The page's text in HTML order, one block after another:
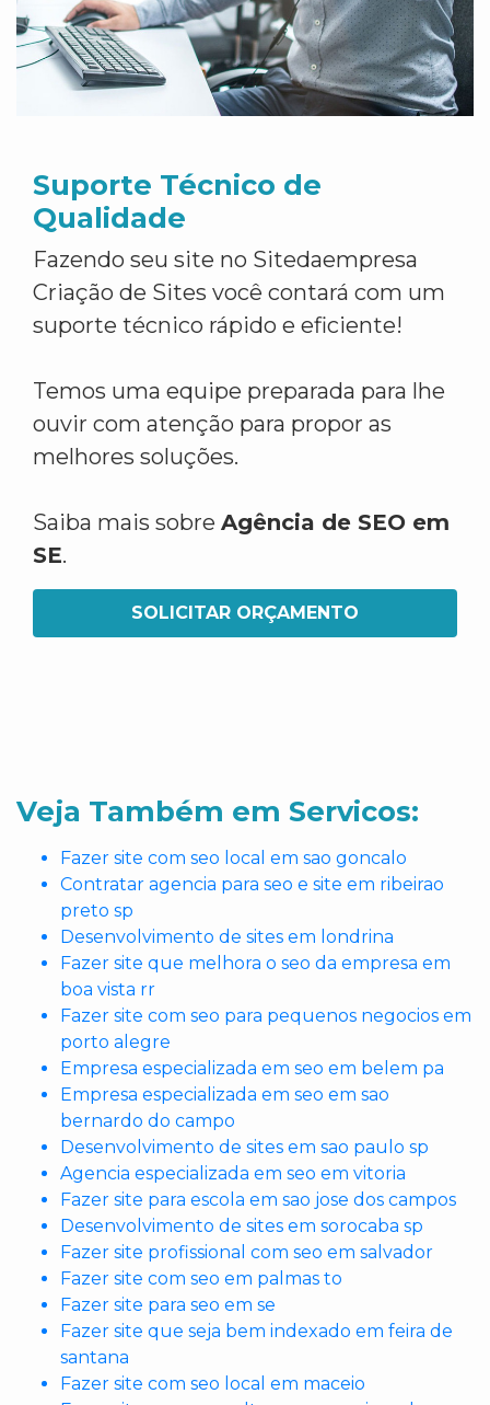
Suporte Técnico de
Qualidade
Fazendo seu site no Sitedaempresa
Criação de Sites você contará com um
suporte técnico rápido e eficiente!
Temos uma equipe preparada para lhe
ouvir com atenção para propor as
melhores soluções.
Saiba mais sobre Agência de SEO em
SE.
SOLICITAR ORÇAMENTO
Veja Também em Servicos:
Fazer site com seo local em sao goncalo
Contratar agencia para seo e site em ribeirao
preto sp
Desenvolvimento de sites em londrina
Fazer site que melhora o seo da empresa em
boa vista rr
Fazer site com seo para pequenos negocios em
porto alegre
Empresa especializada em seo em belem pa
Empresa especializada em seo em sao
bernardo do campo
Desenvolvimento de sites em sao paulo sp
Agencia especializada em seo em vitoria
Fazer site para escola em sao jose dos campos
Desenvolvimento de sites em sorocaba sp
Fazer site profissional com seo em salvador
Fazer site com seo em palmas to
Fazer site para seo em se
Fazer site que seja bem indexado em feira de
santana
Fazer site com seo local em maceio